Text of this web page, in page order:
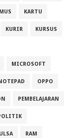
KARTU
KURIR KURSUS
MICROSOFT
OPPO
PEMBELAJARAN
RAM